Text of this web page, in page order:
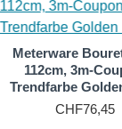
Meterware
112cm, 3m-
Trendfarbe
CHF76,45